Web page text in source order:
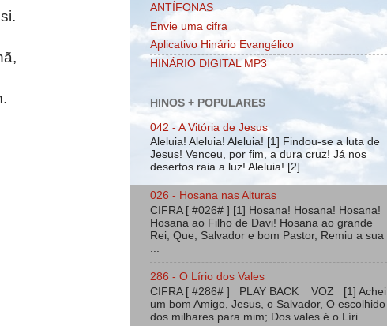
ANTÍFONAS
Envie uma cifra
Aplicativo Hinário Evangélico
HINÁRIO DIGITAL MP3
HINOS + POPULARES
042 - A Vitória de Jesus
Aleluia! Aleluia! Aleluia! [1] Findou-se a luta de
Jesus! Venceu, por fim, a dura cruz! Já nos
desertos raia a luz! Aleluia! [2] ...
026 - Hosana nas Alturas
CIFRA [ #026# ] [1] Hosana! Hosana! Hosana!
Hosana ao Filho de Davi! Hosana ao grande
Rei, Que, Salvador e bom Pastor, Remiu a sua
286 - O Lírio dos Vales
CIFRA [ #286# ] PLAY BACK VOZ [1] Achei
um bom Amigo, Jesus, o Salvador, O escolhido
dos milhares para mim; Dos vales é o Líri...